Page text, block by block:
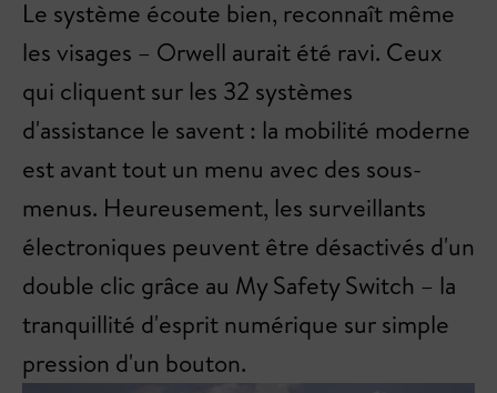
Le système écoute bien, reconnaît même
les visages – Orwell aurait été ravi. Ceux
qui cliquent sur les 32 systèmes
d'assistance le savent : la mobilité moderne
est avant tout un menu avec des sous-
menus. Heureusement, les surveillants
électroniques peuvent être désactivés d'un
double clic grâce au My Safety Switch – la
tranquillité d'esprit numérique sur simple
pression d'un bouton.